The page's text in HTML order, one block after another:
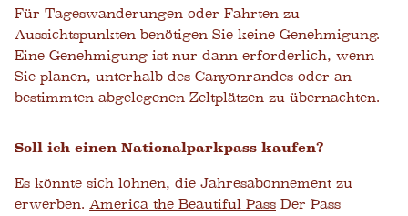
Für Tageswanderungen oder Fahrten zu
Aussichtspunkten benötigen Sie keine Genehmigung.
Eine Genehmigung ist nur dann erforderlich, wenn
Sie planen, unterhalb des Canyonrandes oder an
bestimmten abgelegenen Zeltplätzen zu übernachten.
Soll ich einen Nationalparkpass kaufen?
Es könnte sich lohnen, die Jahresabonnement zu
erwerben. America the Beautiful Pass Der Pass